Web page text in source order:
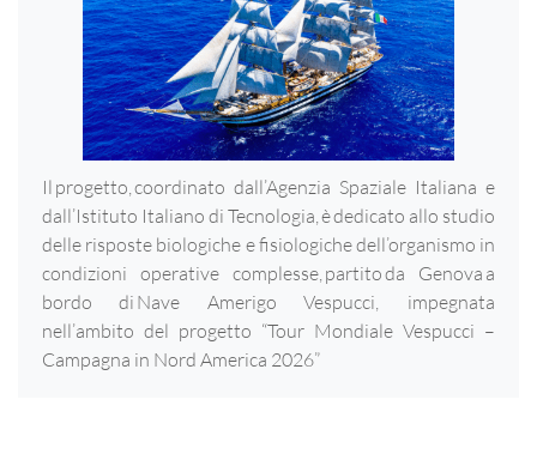
Il progetto, coordinato dall’Agenzia Spaziale Italiana e
dall’Istituto Italiano di Tecnologia, è dedicato allo studio
delle risposte biologiche e fisiologiche dell’organismo in
condizioni operative complesse, partito da Genova a
bordo di Nave Amerigo Vespucci, impegnata
nell’ambito del progetto “Tour Mondiale Vespucci –
Campagna in Nord America 2026”